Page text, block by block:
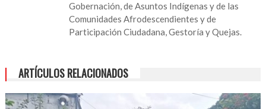
Gobernación, de Asuntos Indígenas y de las
Comunidades Afrodescendientes y de
Participación Ciudadana, Gestoría y Quejas.
ARTÍCULOS RELACIONADOS